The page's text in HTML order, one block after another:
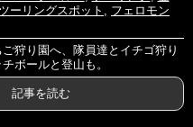
ツーリングスポット
フェロモン
狩り園へ、隊員達とイチゴ狩り
ボールと登山も。
記事を読む